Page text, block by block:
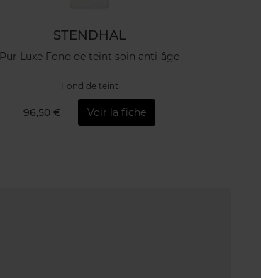
STENDHAL
Pur Luxe Fond de teint soin anti-âge
Fond de teint
96,50 € Voir la fiche